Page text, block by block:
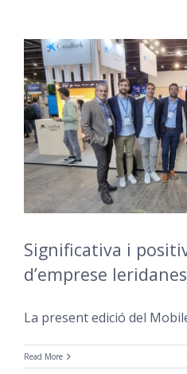
Significativa i
d’emprese
La present edició del
Read More